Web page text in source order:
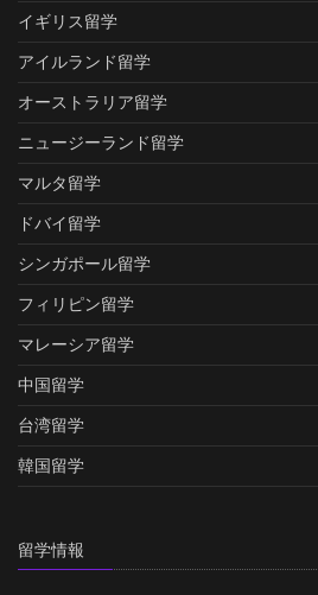
イギリス留学
アイルランド留学
オーストラリア留学
ニュージーランド留学
マルタ留学
ドバイ留学
シンガポール留学
フィリピン留学
マレーシア留学
中国留学
台湾留学
韓国留学
留学情報